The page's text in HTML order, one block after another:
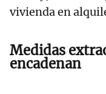
vivienda en
Medidas
encadenan